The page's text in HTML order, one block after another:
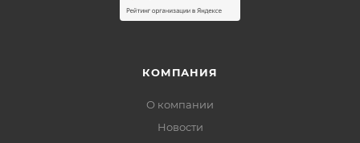
КОМПАНИЯ
О компании
Новости